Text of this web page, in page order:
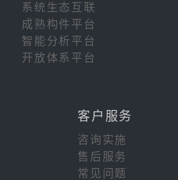
系统生态互联
成熟构件平台
智能分析平台
开放体系平台
客户服务
咨询实施
售后服务
常见问题